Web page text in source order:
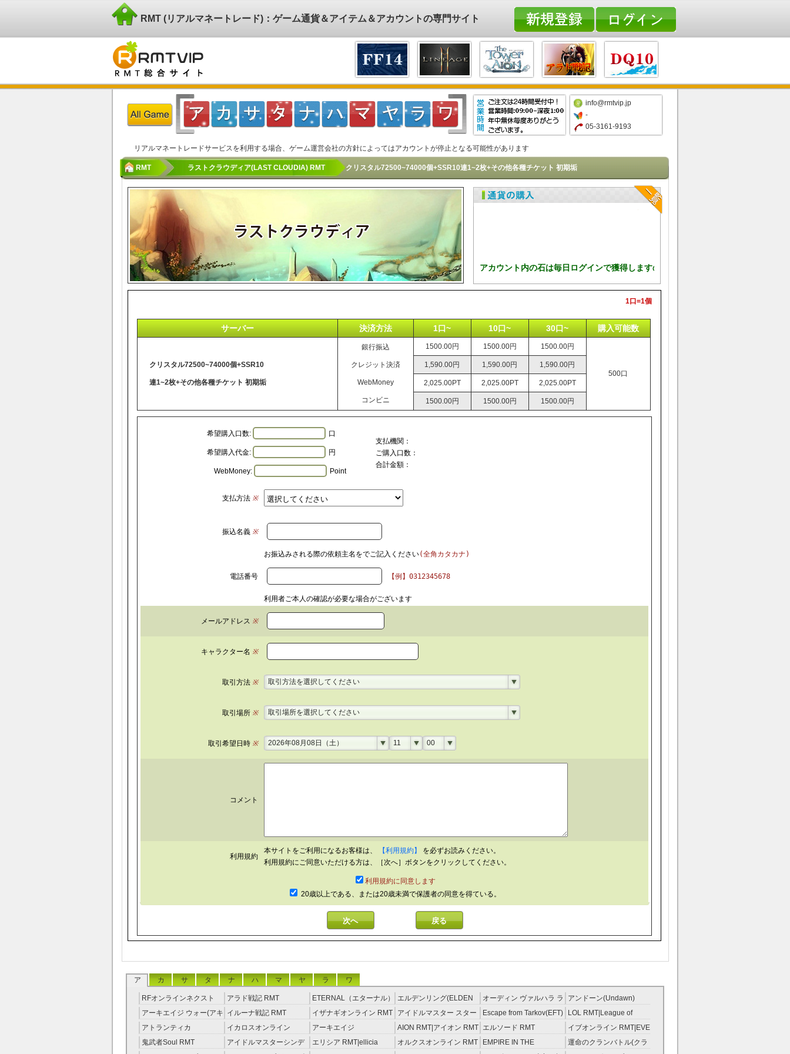
RMT (リアルマネートレード)：ゲーム通貨＆アイテム＆アカウントの専門サイト
info@rmtvip.jp
-
05-3161-9193
リアルマネートレードサービスを利用する場合、ゲーム運営会社の方針によってはアカウントが停止となる可能性があります
RMT ラストクラウディア(LAST CLOUDIA) RMT クリスタル72500~74000個+SSR10連1~2枚+その他各種チケット 初期垢
アカウント内の石は毎日ログインで獲得しますので、ご安心ください
1口=1個
サーバー 決済方法 1口~ 10口~ 30口~ 購入可能数
クリスタル72500~74000個+SSR10
連1~2枚+その他各種チケット 初期垢
銀行振込
クレジット決済
WebMoney
コンビニ
1500.00円 1500.00円 1500.00円
500口
1,590.00円 1,590.00円 1,590.00円
2,025.00PT 2,025.00PT 2,025.00PT
1500.00円 1500.00円 1500.00円
希望購入口数:
口
支払機関：
ご購入口数：
合計金額：
希望購入代金: 円
WebMoney: Point
支払方法※
振込名義※
お振込みされる際の依頼主名をでご記入ください(全角カタカナ)
電話番号 【例】0312345678
利用者ご本人の確認が必要な場合がございます
メールアドレス ※
キャラクター名 ※
取引方法※ 取引方法を選択してください
取引場所※ 取引場所を選択してください
取引希望日時※ 2026年08月08日（土） 11 00
コメント
利用規約
本サイトをご利用になるお客様は、 【利用規約】
を必ずお読みください。
利用規約にご同意いただける方は、［次へ］ボタンをクリックしてください。
利用規約に同意します
20歳以上である、または20歳未満で保護者の同意を得ている。
ア カ サ タ ナ ハ マ ヤ ラ ワ
RFオンラインネクスト
RMT
アラド戦記 RMT
ETERNAL（エターナル）
RMT
エルデンリング(ELDEN
RING) RMT
オーディン ヴァルハラ ラ
イジング RMT
アンドーン(Undawn)
RMT
アーキエイジ ウォー(アキ
ウオ) RMT
イルーナ戦記 RMT イザナギオンライン RMT
アイドルマスター スター
ライトステージ RMT
Escape from Tarkov(EFT)
RMT
LOL RMT|League of
Legends RMT
アトランティカ
RMT|Atlantica RMT
イカロスオンライン
RMT（予約制）
アーキエイジ
RMT|ArcheAge RMT（予
約制）
AION RMT|アイオン RMT エルソード RMT
イブオンライン RMT|EVE
RMT
鬼武者Soul RMT
アイドルマスターシンデ
エリシア RMT|ellicia
オルクスオンライン RMT
EMPIRE IN THE
運命のクランバトル(クラ